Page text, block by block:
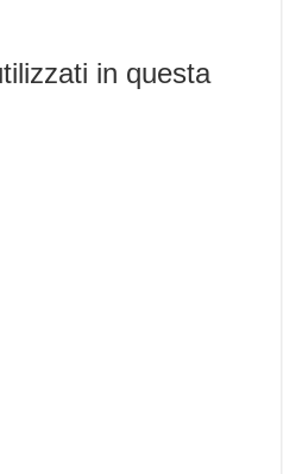
in questa